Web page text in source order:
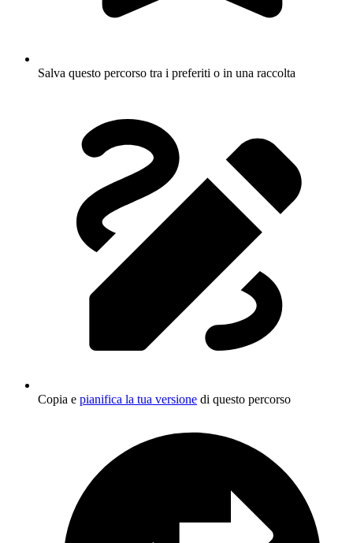
Salva questo percorso tra i preferiti o in una raccolta
Copia e pianifica la tua versione di questo percorso